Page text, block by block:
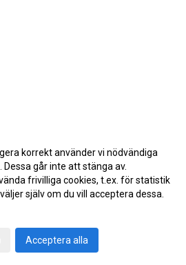
korrekt använder vi nödvändiga
går inte att stänga av.
frivilliga cookies, t.ex. för statistik
själv om du vill acceptera dessa.
Acceptera alla